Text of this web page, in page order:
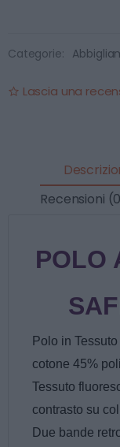
Categorie:
Lascia una
Recensioni
POLO
Polo in
cotone 45%
Tessuto
contrasto su
Due bande